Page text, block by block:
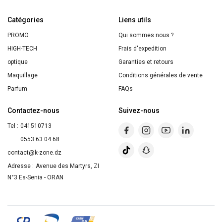
Pour
Cheveux
Secs
et
Rebelles
Catégories
PROMO
HIGH-TECH
optique
Maquillage
Parfum
Liens utils
Qui sommes nous ?
Frais d'expedition
Garanties et retours
Conditions générales de vente
FAQs
Contactez-nous
Tel : 041510713
0553 63 04 68
contact@k-zone.dz
Adresse : Avenue des Martyrs, ZI
N°3 Es-Senia - ORAN
Suivez-nous